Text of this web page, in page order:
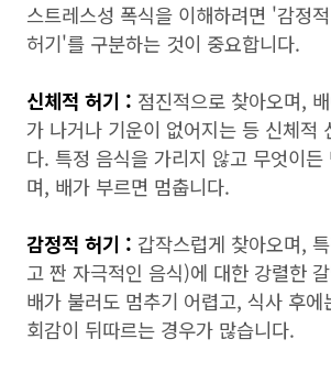
스트레스성 폭식을 이해하려면 '감정
허기'를 구분하는 것이 중요합니다.
신체적 허기 : 점진적으로 찾아오며,
가 나거나 기운이 없어지는 등 신체적
다. 특정 음식을 가리지 않고 무엇이든
며, 배가 부르면 멈춥니다.
감정적 허기 : 갑작스럽게 찾아오며,
고 짠 자극적인 음식)에 대한 강렬한
배가 불러도 멈추기 어렵고, 식사 후
회감이 뒤따르는 경우가 많습니다.